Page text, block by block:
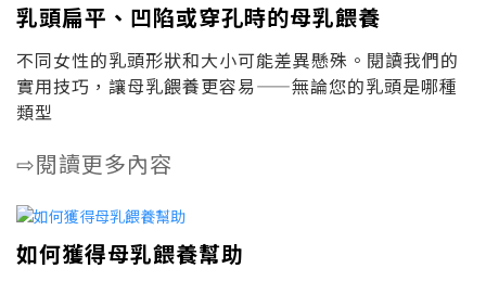
乳頭扁平、凹陷或穿孔時的母乳餵養
不同女性的乳頭形狀和大小可能差異懸殊。閱讀我們的
實用技巧，讓母乳餵養更容易——無論您的乳頭是哪種
類型
⇨閱讀更多內容
如何獲得母乳餵養幫助